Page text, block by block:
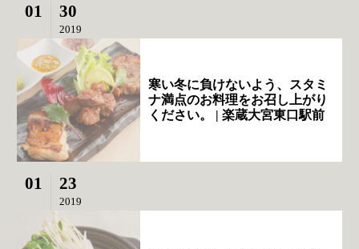
01 30
2019
寒い冬に負けないよう、スタミ
ナ満点のお料理をお召し上がり
ください。 | 楽蔵大宮東口駅前
01 23
2019